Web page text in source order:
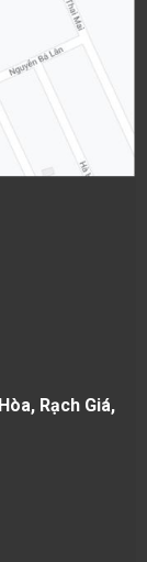
Rạch Giá,